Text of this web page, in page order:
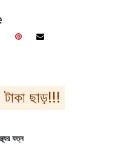
ছাড়!!!
যত্ন